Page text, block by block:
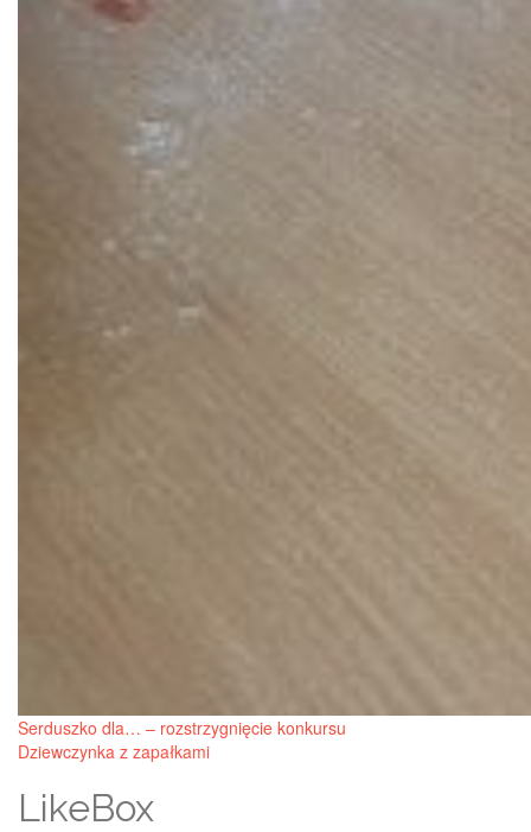
Post
navigation
Serduszko dla… – rozstrzygnięcie konkursu
Dziewczynka z zapałkami
LikeBox